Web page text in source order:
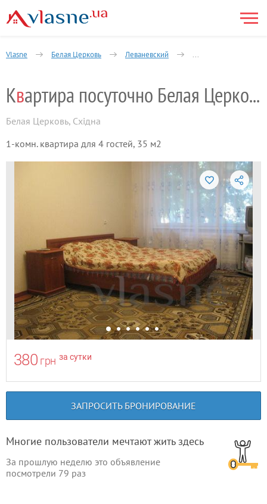
Vlasne Белая Церковь Леваневский Роток (массив
Кв артира посуточно Белая Церковь
Белая Церковь, Східна
1-комн. квартира для 4 гостей, 35 м2
380 грн за сутки
ЗАПРОСИТЬ БРОНИРОВАНИЕ
Многие пользователи мечтают жить здесь
За прошлую неделю это объявление
посмотрели 79 раз